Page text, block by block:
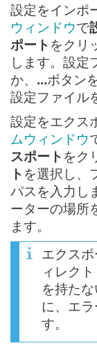
設定をインポ
ウィンドウで
ポート をクリ
します。設定
か、 ...ボタン
設定ファイル
設定をエクス
ムウィンドウ
スポート をク
ト を選択し、
パスを入力し
ーターの場所
ます。
エクス
ィレク
を持た
に、エ
す。